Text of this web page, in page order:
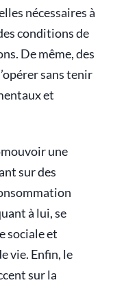
nécessaires à
conditions de
De même, des
sans tenir
et
une
sur des
à lui, se
sociale et
vie. Enfin, le
sur la